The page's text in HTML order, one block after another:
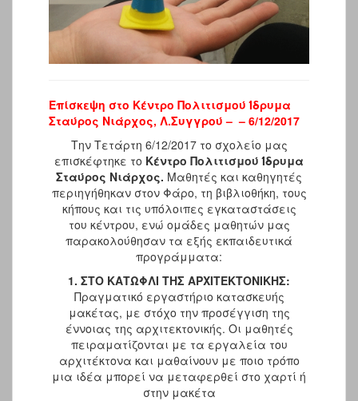
Επίσκεψη στο Κέντρο Πολιτισμού Ίδρυμα
Σταύρος Νιάρχος, Λ.Συγγρού – – 6/12/2017
Την Τετάρτη 6/12/2017 το σχολείο μας
επισκέφτηκε το Κέντρο Πολιτισμού Ίδρυμα
Σταύρος Νιάρχος. Μαθητές και καθηγητές
περιηγήθηκαν στον Φάρο, τη βιβλιοθήκη, τους
κήπους και τις υπόλοιπες εγκαταστάσεις
του κέντρου, ενώ ομάδες μαθητών μας
παρακολούθησαν τα εξής εκπαιδευτικά
προγράμματα:
1. ΣΤΟ ΚΑΤΩΦΛΙ ΤΗΣ ΑΡΧΙΤΕΚΤΟΝΙΚΗΣ:
Πραγματικό εργαστήριο κατασκευής
μακέτας, με στόχο την προσέγγιση της
έννοιας της αρχιτεκτονικής. Οι μαθητές
πειραματίζονται με τα εργαλεία του
αρχιτέκτονα και μαθαίνουν με ποιο τρόπο
μια ιδέα μπορεί να μεταφερθεί στο χαρτί ή
στην μακέτα